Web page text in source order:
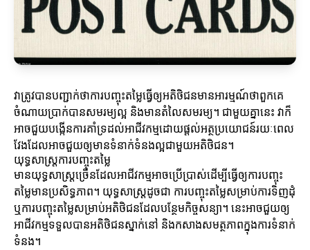
វាត្រូវបានបញ្ជាក់ថាការបញ្ចុះតម្លៃធ្វើឲ្យអតិថិជនមានអារម្មណ៍ថាពួកគេ
ចំណាយប្រាក់បានសមរម្យល្អ និងមានតំលៃសមរម្យ។ ជាមួយគ្នានេះ វាក៏
អាចជួយបង្កើនការគាំទ្រដល់អាជីវកម្មដោយផ្តល់អត្ថប្រយោជន៍រយៈពេល
វែងដែលអាចជួយឲ្យមានទំនាក់ទំនងល្អជាមួយអតិថិជន។
យុទ្ធសាស្ត្រការបញ្ចុះតម្លៃ
មានយុទ្ធសាស្ត្រ​ច្រើនដែលអាជីវកម្មអាចប្រើប្រាស់ដើម្បីធ្វើឲ្យការបញ្ចុះ
តម្លៃមានប្រសិទ្ធភាព។ យុទ្ធសាស្ត្រដូចជា ការបញ្ចុះតម្លៃសម្រាប់ការទិញដុំ
ឬការបញ្ចុះតម្លៃសម្រាប់អតិថិជនដែលបន្ថែមកិច្ចសន្យា។ នេះអាចជួយឲ្យ
អាជីវកម្មទទួលបានអតិថិជនស្នាក់នៅ និងកសាងសមត្ថភាពក្នុងការទំនាក់
ទំនង។